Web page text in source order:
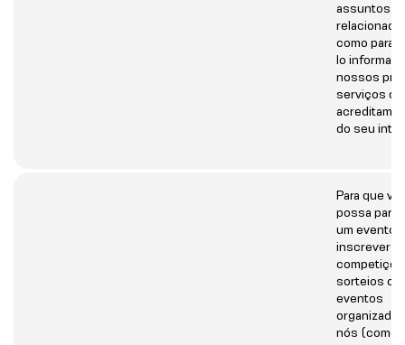
assuntos
como para
lo
nossos
serviços
do seu
Para que
possa
um evento
inscrever-
sorteios ou
eventos
nós (como